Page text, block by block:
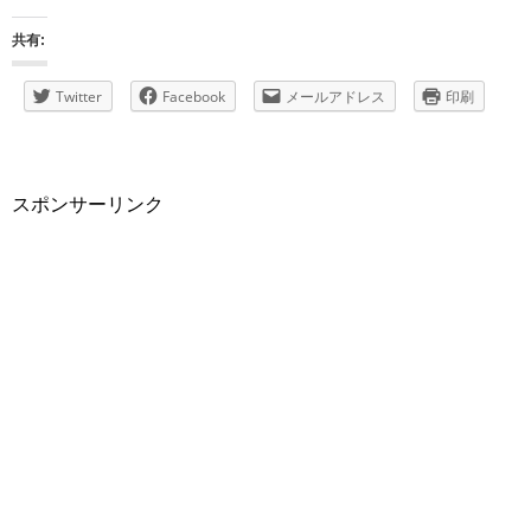
共有:
Twitter Facebook メールアドレス 印刷
スポンサーリンク